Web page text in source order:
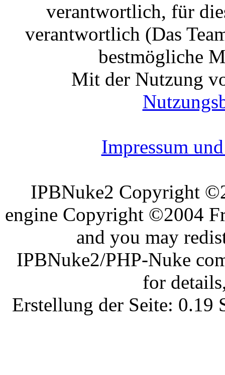
verantwortlich, für
verantwortlich (Das
bestmögliche
Mit der Nutzung
Impressum
IPBNuke2 Copyright
engine Copyright ©2004
and you may
IPBNuke2/PHP-Nuke
for
Erstellung der Seite: 0.19